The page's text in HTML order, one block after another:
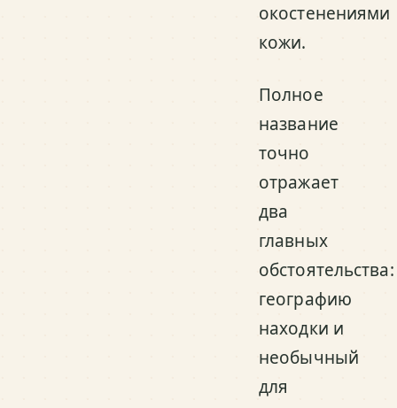
окостенениями
кожи.
Полное
название
точно
отражает
два
главных
обстоятельства:
географию
находки и
необычный
для